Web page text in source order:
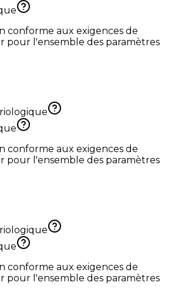
conforme aux exigences de
pour l'ensemble des paramètres
conforme aux exigences de
pour l'ensemble des paramètres
conforme aux exigences de
pour l'ensemble des paramètres